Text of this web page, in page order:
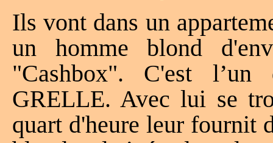
Ils vont dans un
un homme blond
"Cashbox". C'est
GRELLE. Avec lui se
quart d'heure leur fournit